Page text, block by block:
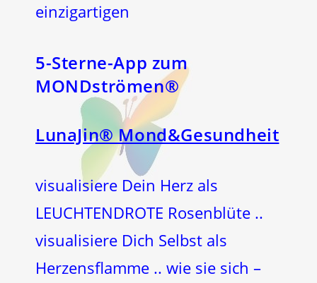
einzigartigen
5-Sterne-App zum
MONDströmen®
LunaJin® Mond&Gesundheit
visualisiere Dein Herz als
LEUCHTENDROTE Rosenblüte ..
visualisiere Dich Selbst als
Herzensflamme .. wie sie sich –